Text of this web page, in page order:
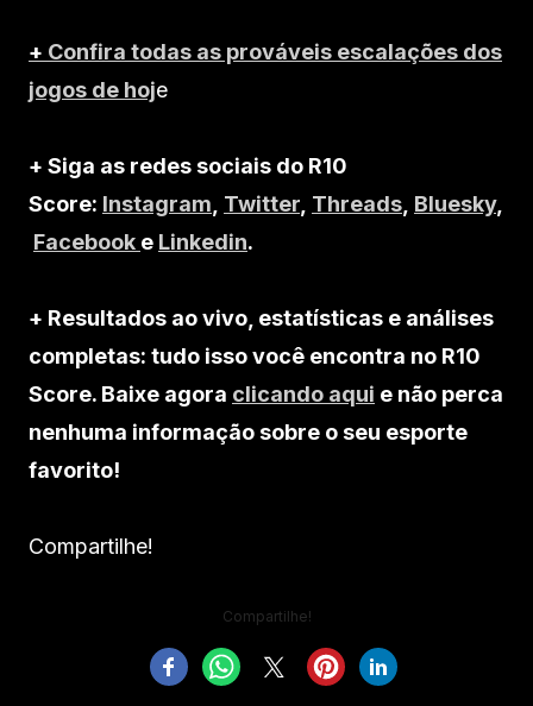
+ Confira todas as prováveis escalações dos
jogos de hoje
+ Siga as redes sociais do R10
Score: Instagram, Twitter, Threads, Bluesky,
Facebook e Linkedin.
+ Resultados ao vivo, estatísticas e análises
completas: tudo isso você encontra no R10
Score. Baixe agora clicando aqui e não perca
nenhuma informação sobre o seu esporte
favorito!
Compartilhe!
Compartilhe!